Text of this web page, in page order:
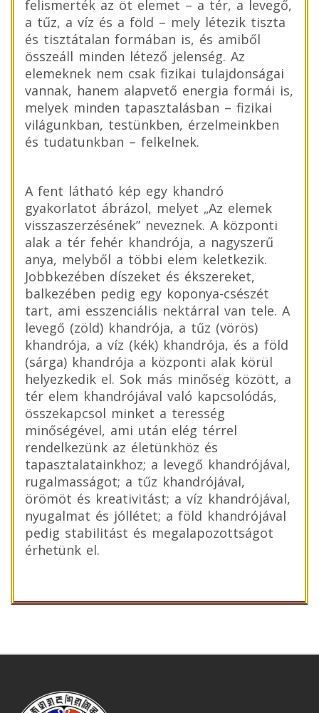
felismerték az öt elemet – a tér, a levegő,
a tűz, a víz és a föld – mely létezik tiszta
és tisztátalan formában is, és amiből
összeáll minden létező jelenség. Az
elemeknek nem csak fizikai tulajdonságai
vannak, hanem alapvető energia formái is,
melyek minden tapasztalásban – fizikai
világunkban, testünkben, érzelmeinkben
és tudatunkban – felkelnek.
A fent látható kép egy khandró
gyakorlatot ábrázol, melyet „Az elemek
visszaszerzésének” neveznek. A központi
alak a tér fehér khandrója, a nagyszerű
anya, melyből a többi elem keletkezik.
Jobbkezében díszeket és ékszereket,
balkezében pedig egy koponya-csészét
tart, ami esszenciális nektárral van tele. A
levegő (zöld) khandrója, a tűz (vörös)
khandrója, a víz (kék) khandrója, és a föld
(sárga) khandrója a központi alak körül
helyezkedik el. Sok más minőség között, a
tér elem khandrójával való kapcsolódás,
összekapcsol minket a teresség
minőségével, ami után elég térrel
rendelkezünk az életünkhöz és
tapasztalatainkhoz; a levegő khandrójával,
rugalmasságot; a tűz khandrójával,
örömöt és kreativitást; a víz khandrójával,
nyugalmat és jóllétet; a föld khandrójával
pedig stabilitást és megalapozottságot
érhetünk el.